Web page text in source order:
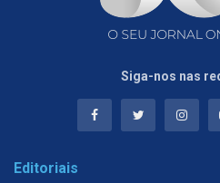
Siga-nos nas
Editoriais